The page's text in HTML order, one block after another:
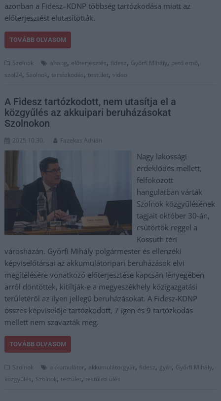
azonban a Fidesz–KDNP többség tartózkodása miatt az
előterjesztést elutasították.
TOVÁBB OLVASOM
Szolnok ahang, előterjesztés, fidesz, Győrfi Mihály, pető ernő,
szol24, Szolnok, tartózkodás, testület,video
A Fidesz tartózkodott, nem utasítja el a
közgyűlés az akkuipari beruházásokat
Szolnokon
2025.10.30. Fazekas Adrián
Nagy lakossági
érdeklődés mellett,
felfokozott
hangulatban várták
Szolnok közgyűlésének
tagjait október 30-án,
csütörtök reggel a
Kossuth téri
városházán. Györfi Mihály polgármester és ellenzéki
képviselőtársai az akkumulátoripari beruházások elvi
megítélésére vonatkozó előterjesztése kapcsán lényegében
arról döntöttek, kitiltják-e a megyeszékhely közigazgatási
területéről az ilyen jellegű beruházásokat. A Fidesz-KDNP
összes képviselője tartózkodott, 7 igen és 9 tartózkodás
mellett nem szavazták meg.
TOVÁBB OLVASOM
Szolnok akkumulátor, akkumulátorgyár, fidesz, gyár, Győrfi Mihály,
közgyűlés, Szolnok, testület, testületi ülés